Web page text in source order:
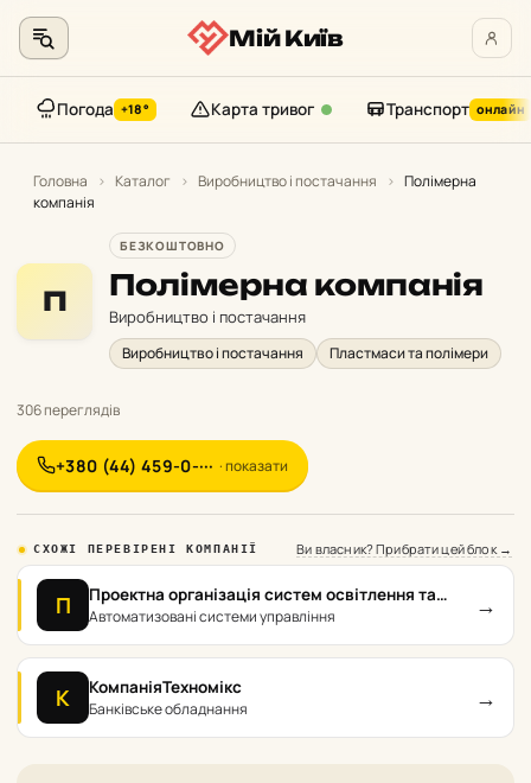
контенту
Мій Київ
Погода +18° Карта тривог Транспорт онлайн
Головна › Каталог › Виробництво і постачання › Полімерна
компанія
П
БЕЗКОШТОВНО
Полімерна компанія
Виробництво і постачання
Виробництво і постачання Пластмаси та полімери
306 переглядів
+380 (44) 459-0-··· · показати
СХОЖІ ПЕРЕВІРЕНІ КОМПАНІЇ Ви власник? Прибрати цей блок →
П
Проектна організація систем освітлення та
фонтанів Інтельфлайт
Автоматизовані системи управління →
К КомпаніяТехномікс
Банківське обладнання →